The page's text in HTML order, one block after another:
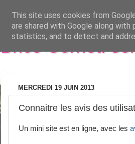
Brice Cornet:
MERCREDI 19 JUIN 2013
Connaitre les avis des
Un mini site est en ligne, avec les
This site uses cookies from
are shared with Google along
statistics, and to detect and